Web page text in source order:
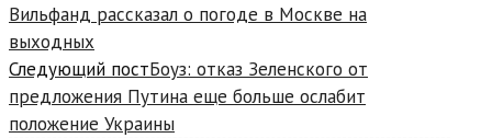
Вильфанд рассказал о погоде в Москве на
выходных
Следующий постБоуз: отказ Зеленского от
предложения Путина еще больше ослабит
положение Украины